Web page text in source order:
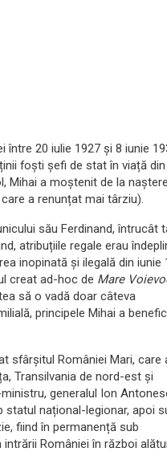
20 iulie 1927 și 8 iunie
foști șefi de stat în viață din
Mihai a moștenit de la naștere
a renunțat mai târziu).
său Ferdinand, întrucât
atribuțiile regale erau
inopinată și ilegală din iunie
creat ad-hoc de Mare
să o vadă doar câteva
principele Mihai a
sfârșitul României Mari, care
Transilvania de nord-est și
generalul Ion
statul național-legionar, apoi
fiind în permanență sub
României în război